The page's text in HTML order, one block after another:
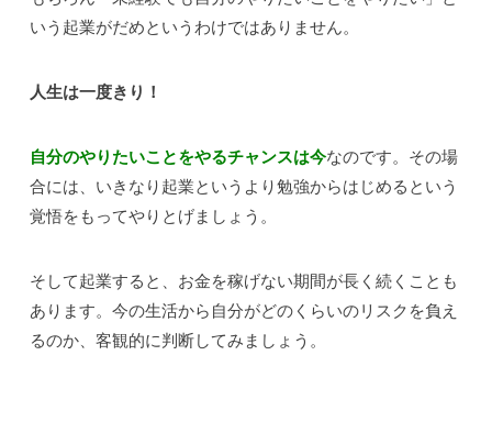
いう起業がだめというわけではありません。
人生は一度きり！
自分のやりたいことをやるチャンスは今なのです。その場
合には、いきなり起業というより勉強からはじめるという
覚悟をもってやりとげましょう。
そして起業すると、お金を稼げない期間が長く続くことも
あります。今の生活から自分がどのくらいのリスクを負え
るのか、客観的に判断してみましょう。